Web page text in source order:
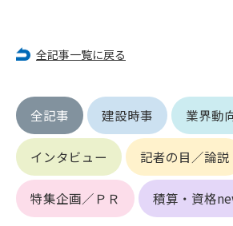
全記事一覧に戻る
全記事 建設時事 業界動
インタビュー 記者の目／論説
特集企画／ＰＲ 積算・資格
第5条（IDおよびパスワードの管理）
用および管理について責任を負うものと
2. 会員は、自己のIDおよびパスワードを、
その他形態を問わず、第三者に利用さ
ん。
3. 会員は、IDおよびパスワードの管理不十
第三者（他の会員を含む）の使用等によ
を負うものとし、管理者は一切責任を負